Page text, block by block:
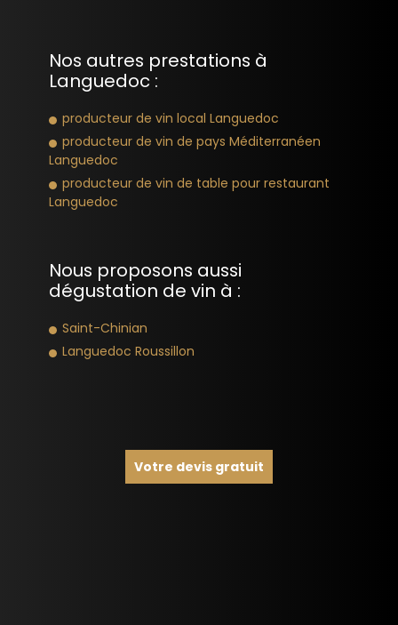
Nos autres prestations à
Languedoc :
producteur de vin local Languedoc
producteur de vin de pays Méditerranéen
Languedoc
producteur de vin de table pour restaurant
Languedoc
Nous proposons aussi
dégustation de vin à :
Saint-Chinian
Languedoc Roussillon
Votre devis gratuit